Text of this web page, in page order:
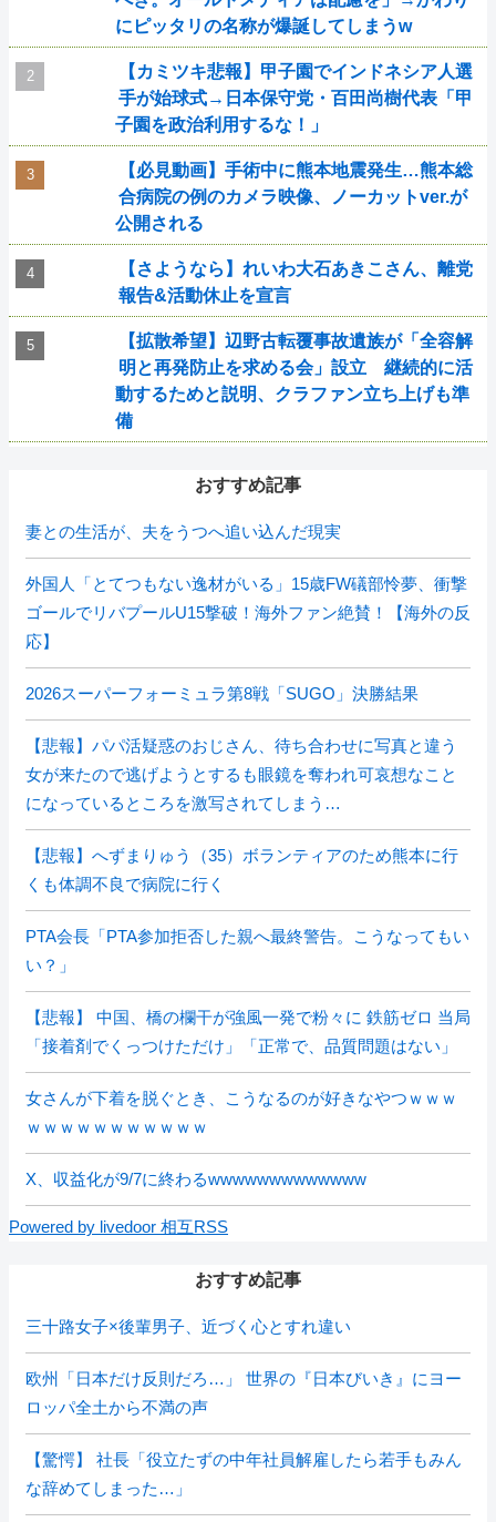
にピッタリの名称が爆誕してしまうw
【カミツキ悲報】甲子園でインドネシア人選
手が始球式→日本保守党・百田尚樹代表「甲
子園を政治利用するな！」
【必見動画】手術中に熊本地震発生…熊本総
合病院の例のカメラ映像、ノーカットver.が
公開される
【さようなら】れいわ大石あきこさん、離党
報告&活動休止を宣言
【拡散希望】辺野古転覆事故遺族が「全容解
明と再発防止を求める会」設立 継続的に活
動するためと説明、クラファン立ち上げも準
備
おすすめ記事
妻との生活が、夫をうつへ追い込んだ現実
外国人「とてつもない逸材がいる」15歳FW礒部怜夢、衝撃
ゴールでリバプールU15撃破！海外ファン絶賛！【海外の反
応】
2026スーパーフォーミュラ第8戦「SUGO」決勝結果
【悲報】パパ活疑惑のおじさん、待ち合わせに写真と違う
女が来たので逃げようとするも眼鏡を奪われ可哀想なこと
になっているところを激写されてしまう…
【悲報】へずまりゅう（35）ボランティアのため熊本に行
くも体調不良で病院に行く
PTA会長「PTA参加拒否した親へ最終警告。こうなってもい
い？」
【悲報】 中国、橋の欄干が強風一発で粉々に 鉄筋ゼロ 当局
「接着剤でくっつけただけ」「正常で、品質問題はない」
女さんが下着を脱ぐとき、こうなるのが好きなやつｗｗｗ
ｗｗｗｗｗｗｗｗｗｗｗ
X、収益化が9/7に終わるwwwwwwwwwwwww
Powered by livedoor 相互RSS
おすすめ記事
三十路女子×後輩男子、近づく心とすれ違い
欧州「日本だけ反則だろ…」 世界の『日本びいき』にヨー
ロッパ全土から不満の声
【驚愕】 社長「役立たずの中年社員解雇したら若手もみん
な辞めてしまった…」